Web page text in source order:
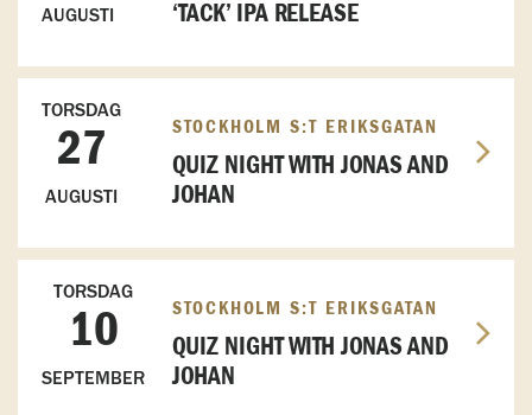
AUGUSTI
‘TACK’ IPA RELEASE
TORSDAG
27
AUGUSTI
STOCKHOLM S:T ERIKSGATAN
QUIZ NIGHT WITH JONAS AND
JOHAN
TORSDAG
10
SEPTEMBER
STOCKHOLM S:T ERIKSGATAN
QUIZ NIGHT WITH JONAS AND
JOHAN